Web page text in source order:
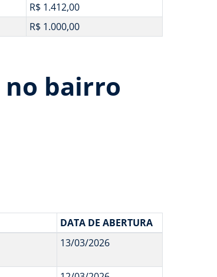
R$ 1.412,00
R$ 1.000,00
no bairro
DATA DE ABERTURA
13/03/2026